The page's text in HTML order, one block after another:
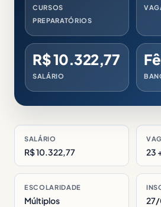
CURSOS
PREPARATÓRIOS
R$ 10.322,77
SALÁRIO
SALÁRIO
R$ 10.322,77 23
ESCOLARIDADE
Múltiplos